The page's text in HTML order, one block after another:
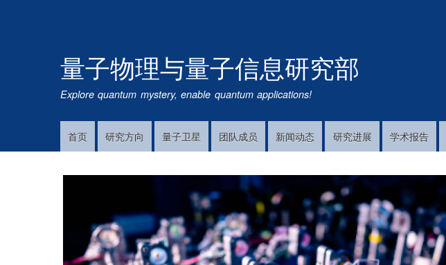
量子物理与量子信息研究部
Explore quantum mystery, enable quantum applications!
Main首页 研究方向 量子卫星 团队成员 新闻动态 研究进展 学术报告